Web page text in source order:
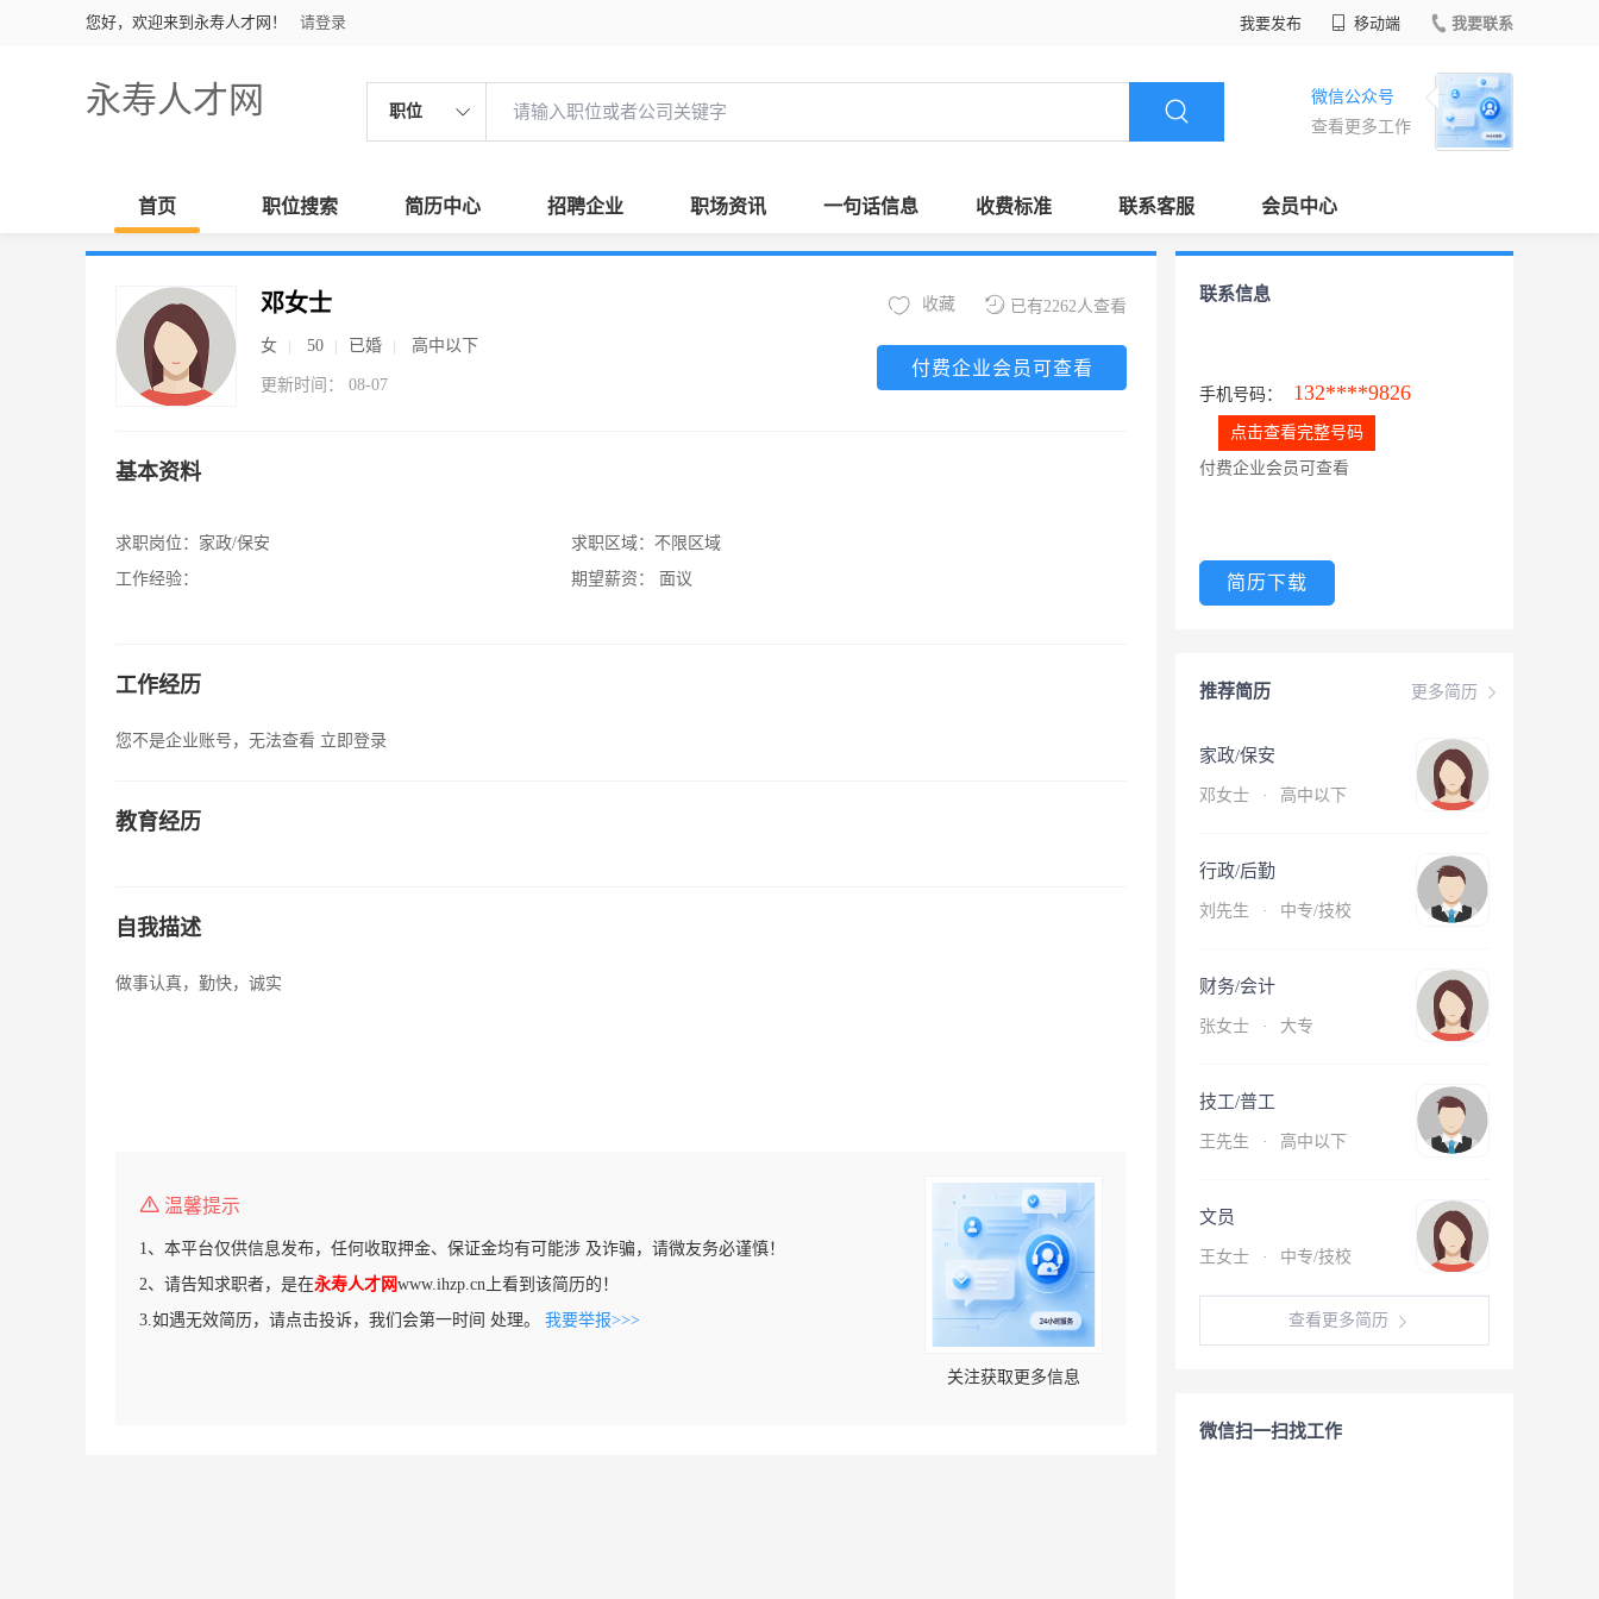
您好，欢迎来到永寿人才网！ 请登录 我要发布 移动端 我要联系
永寿人才网 职位
微信公众号
查看更多工作
首页 职位搜索 简历中心 招聘企业 职场资讯 一句话信息 收费标准 联系客服 会员中心
邓女士
女 50 已婚 高中以下
更新时间： 08-07
已有2262人查看
收藏
付费企业会员可查看
基本资料
求职岗位： 家政/保安
工作经验：
求职区域： 不限区域
期望薪资：
面议
工作经历
您不是企业账号，无法查看 立即登录
教育经历
自我描述
做事认真，勤快，诚实
温馨提示
1、本平台仅供信息发布，任何收取押金、保证金均有可能涉 及诈骗，请微友务必谨慎！
2、请告知求职者，是在永寿人才网www.ihzp.cn上看到该简历的！
3.如遇无效简历，请点击投诉，我们会第一时间 处理。 我要举报>>>
关注获取更多信息
联系信息
手机号码： 132****9826
点击查看完整号码
付费企业会员可查看
简历下载
更多简历
推荐简历
家政/保安
邓女士 · 高中以下
行政/后勤
刘先生 · 中专/技校
财务/会计
张女士 · 大专
技工/普工
王先生 · 高中以下
文员
王女士 · 中专/技校
查看更多简历
微信扫一扫找工作